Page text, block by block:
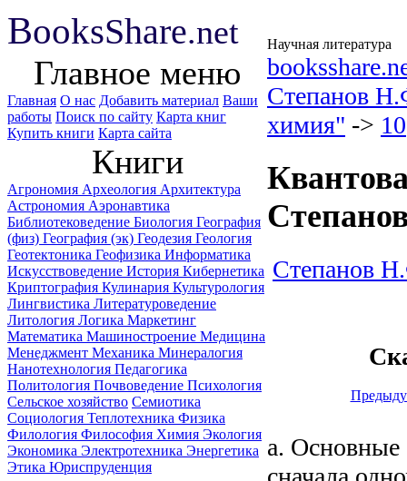
BooksShare.net Научная литература
Главное меню
Главная О нас Добавить материал Ваши
работы Поиск по сайту Карта книг
Купить книги Карта сайта
Книги
Агрономия Археология Архитектура
Астрономия Аэронавтика
Библиотековедение Биология География
(физ) География (эк) Геодезия Геология
Геотектоника Геофизика Информатика
Искусствоведение История Кибернетика
Криптография Кулинария Культурология
Лингвистика Литературоведение
Литология Логика Маркетинг
Математика Машиностроение Медицина
Менеджмент Механика Минералогия
Нанотехнология Педагогика
Политология Почвоведение Психология
Сельское хозяйство Семиотика
Социология Теплотехника Физика
Филология Философия Химия Экология
Экономика Электротехника Энергетика
Этика Юриспруденция
Степанов
химия" -> 10
Степанов
а. Основные